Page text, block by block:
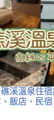
溪溫泉住
飯店、民宿